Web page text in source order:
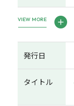
VIEW MORE
発行日
タイトル